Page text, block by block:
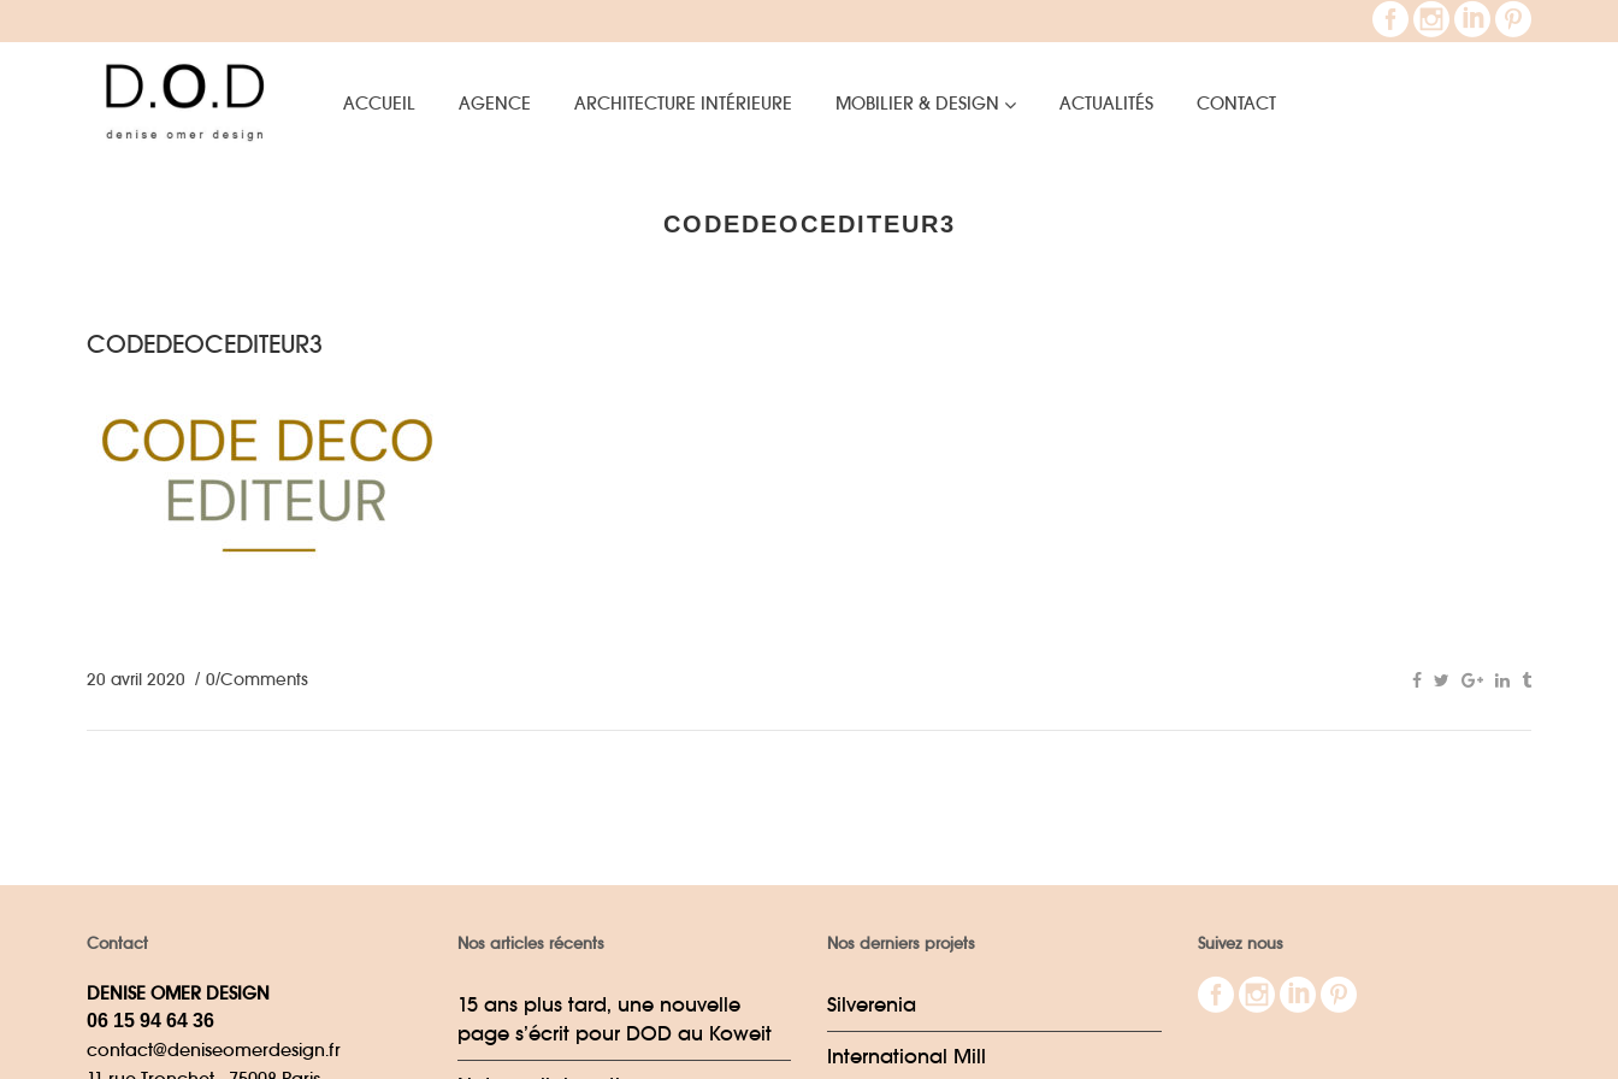
ACCUEIL AGENCE ARCHITECTURE INTÉRIEURE MOBILIER & DESIGN ACTUALITÉS CONTACT
CODEDEOCEDITEUR3
CODEDEOCEDITEUR3
20 avril 2020 0 Comments
Contact
DENISE OMER DESIGN
06 15 94 64 36
contact@deniseomerdesign.fr
Nos articles récents
15 ans plus tard, une nouvelle
page s’écrit pour DOD au Koweit
Nos derniers projets
Silverenia
International Mill
Suivez nous